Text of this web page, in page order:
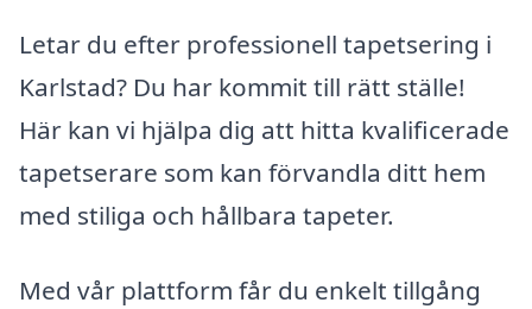
Letar du efter professionell tapetsering i
Karlstad? Du har kommit till rätt ställe!
Här kan vi hjälpa dig att hitta kvalificerade
tapetserare som kan förvandla ditt hem
med stiliga och hållbara tapeter.
Med vår plattform får du enkelt tillgång